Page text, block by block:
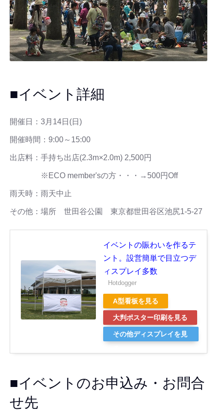
■イベント詳細
開催日：3月14日(日)
開催時間：9:00～15:00
出店料：手持ち出店(2.3m×2.0m) 2,500円
※ECO member'sの方・・・→500円Off
雨天時：雨天中止
その他：場所 世田谷公園 東京都世田谷区池尻1-5-27
イベントの賑わいを作るテ
ント。設営簡単で目立つデ
ィスプレイ多数
Hotdogger
A型看板を見る
大判ポスター印刷を見る
その他ディスプレイを見
■イベントのお申込み・お問合
せ先